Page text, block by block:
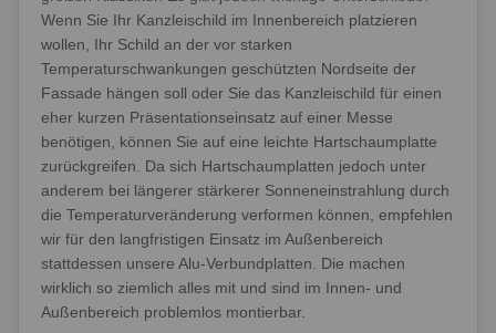
Wenn Sie Ihr Kanzleischild im Innenbereich platzieren
wollen, Ihr Schild an der vor starken
Temperaturschwankungen geschützten Nordseite der
Fassade hängen soll oder Sie das Kanzleischild für einen
eher kurzen Präsentationseinsatz auf einer Messe
benötigen, können Sie auf eine leichte Hartschaumplatte
zurückgreifen. Da sich Hartschaumplatten jedoch unter
anderem bei längerer stärkerer Sonneneinstrahlung durch
die Temperaturveränderung verformen können, empfehlen
wir für den langfristigen Einsatz im Außenbereich
stattdessen unsere Alu-Verbundplatten. Die machen
wirklich so ziemlich alles mit und sind im Innen- und
Außenbereich problemlos montierbar.